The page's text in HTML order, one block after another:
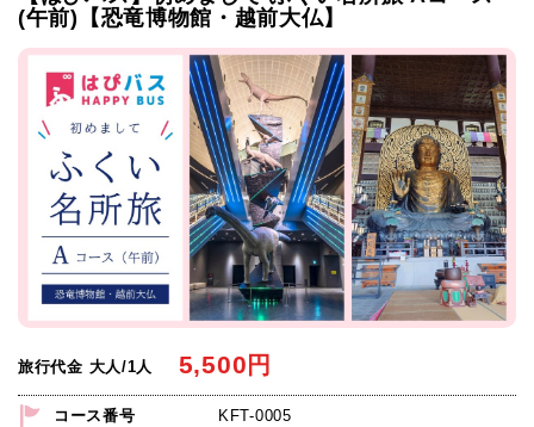
(午前)【恐竜博物館・越前大仏】
旅行代金 大人/1人 5,500 円
コース番号 KFT-0005